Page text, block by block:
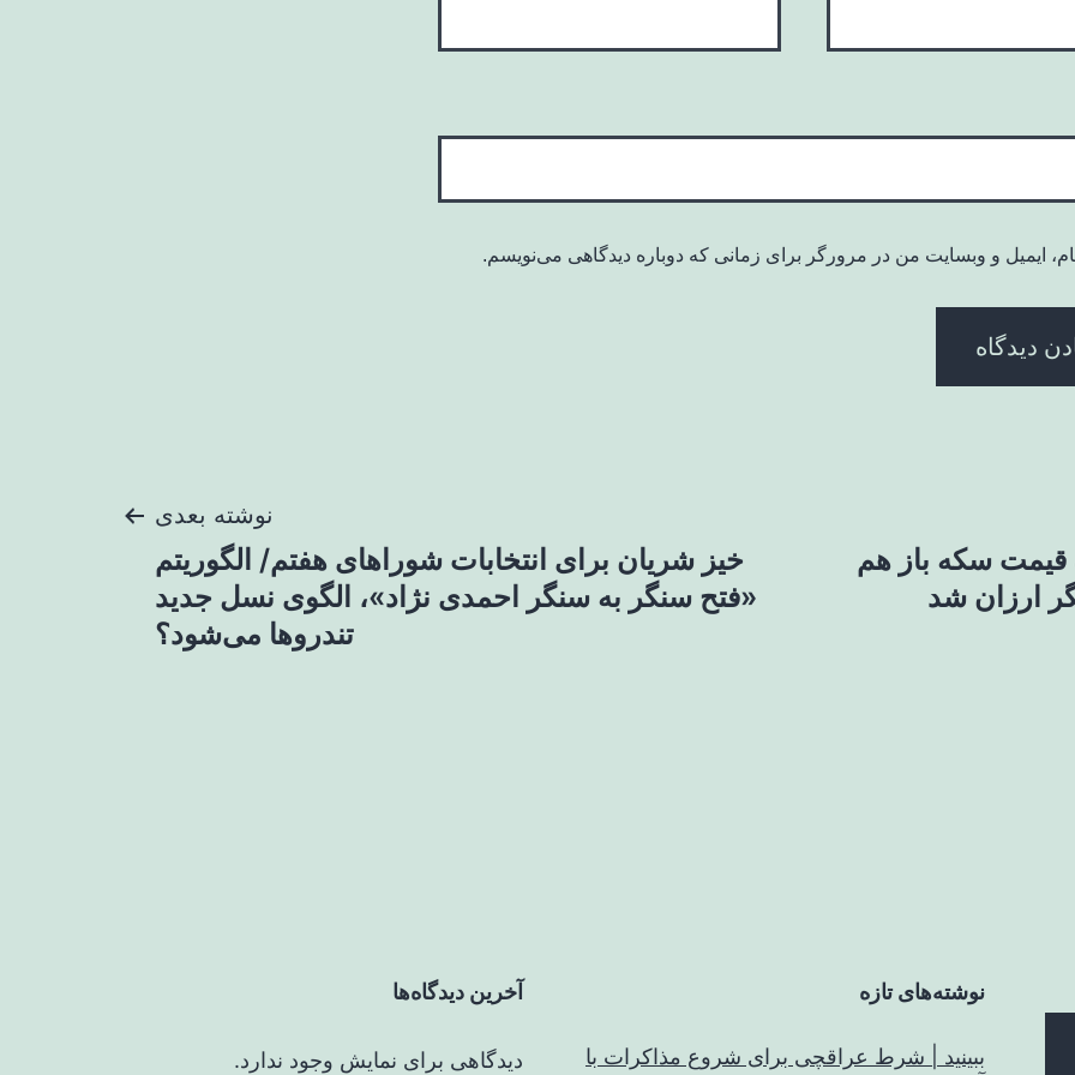
ایمیل و وبسایت من در مرورگر برای زمانی که دوباره دیدگاهی می‌نویسم.
سکه باز هم
نوشته بعدی
خیز شریان برای انتخابات شوراهای هفتم/ الگوریتم
«فتح سنگر به سنگر احمدی نژاد»، الگوی نسل جدید
تندروها می‌شود؟
نوشته‌های تازه
ببینید | شرط عراقچی برای شروع مذاکرات با
آخرین دیدگاه‌ها
دیدگاهی برای نمایش وجود ندارد.